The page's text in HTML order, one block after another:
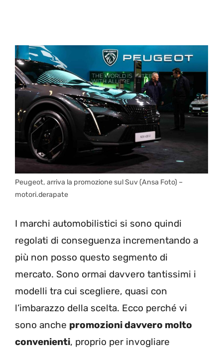
Peugeot, arriva la promozione sul Suv (Ansa Foto) –
motori.derapate
I marchi automobilistici si sono quindi
regolati di conseguenza incrementando a
più non posso questo segmento di
mercato. Sono ormai davvero tantissimi i
modelli tra cui scegliere, quasi con
l’imbarazzo della scelta. Ecco perché vi
sono anche promozioni davvero molto
convenienti, proprio per invogliare